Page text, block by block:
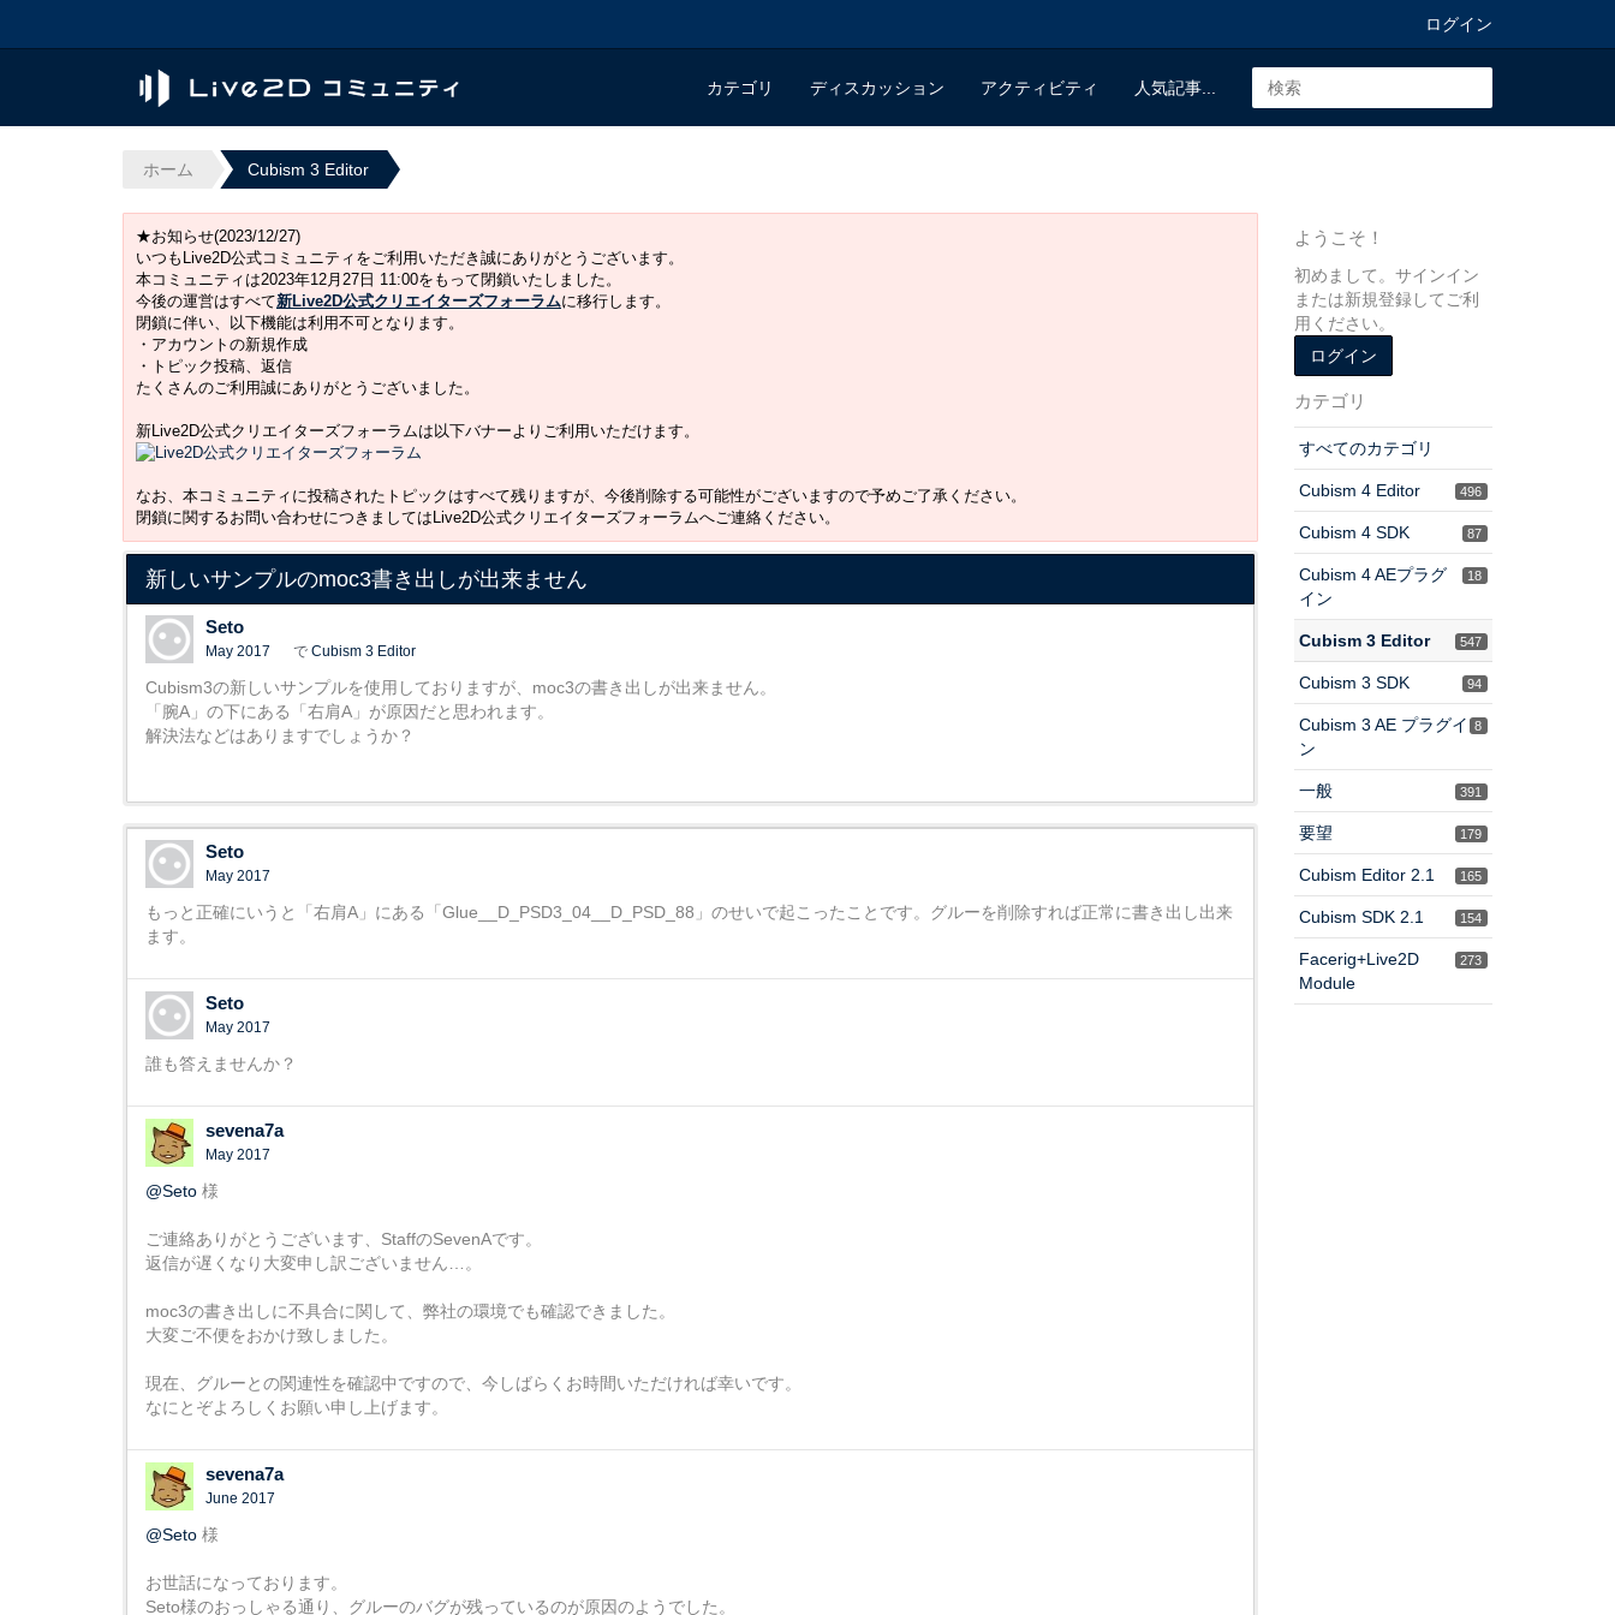
ログイン
カテゴリ ディスカッション アクティビティ 人気記事...
ホーム Cubism 3 Editor
★お知らせ(2023/12/27)
いつもLive2D公式コミュニティをご利用いただき誠にありがとうございます。
本コミュニティは2023年12月27日 11:00をもって閉鎖いたしました。
今後の運営はすべて新Live2D公式クリエイターズフォーラムに移行します。
閉鎖に伴い、以下機能は利用不可となります。
・アカウントの新規作成
・トピック投稿、返信
たくさんのご利用誠にありがとうございました。
新Live2D公式クリエイターズフォーラムは以下バナーよりご利用いただけます。
なお、本コミュニティに投稿されたトピックはすべて残りますが、今後削除する可能性がございますので予めご了承ください。
閉鎖に関するお問い合わせにつきましてはLive2D公式クリエイターズフォーラムへご連絡ください。
新しいサンプルのmoc3書き出しが出来ません
Seto
May 2017 で Cubism 3 Editor
Cubism3の新しいサンプルを使用しておりますが、moc3の書き出しが出来ません。
「腕A」の下にある「右肩A」が原因だと思われます。
解決法などはありますでしょうか？
Seto
May 2017
もっと正確にいうと「右肩A」にある「Glue__D_PSD3_04__D_PSD_88」のせいで起こったことです。グルーを削除すれば正常に書き出し出来
ます。
Seto
May 2017
誰も答えませんか？
sevena7a
May 2017
@Seto 様
ご連絡ありがとうございます、StaffのSevenAです。
返信が遅くなり大変申し訳ございません…。
moc3の書き出しに不具合に関して、弊社の環境でも確認できました。
大変ご不便をおかけ致しました。
現在、グルーとの関連性を確認中ですので、今しばらくお時間いただければ幸いです。
なにとぞよろしくお願い申し上げます。
sevena7a
June 2017
@Seto 様
お世話になっております。
Seto様のおっしゃる通り、グルーのバグが残っているのが原因のようでした。
ようこそ！
初めまして。サインイン
または新規登録してご利
用ください。
ログイン
カテゴリ
すべてのカテゴリ
496
Cubism 4 Editor
87
Cubism 4 SDK
18
Cubism 4 AEプラグ
イン
547
Cubism 3 Editor
94
Cubism 3 SDK
8
Cubism 3 AE プラグイ
ン
391
一般
179
要望
165
Cubism Editor 2.1
154
Cubism SDK 2.1
273
Facerig+Live2D
Module